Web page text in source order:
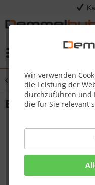
Wir verwenden
die Leistung der
durchzuführen und
die für Sie relevant
Übersicht Sonstige
BASE NK22CK-L-